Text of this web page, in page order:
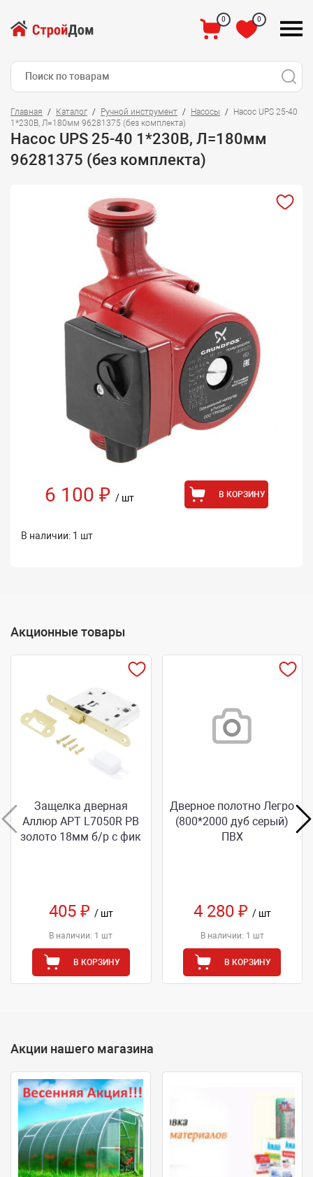
0 0
Главная Каталог Ручной инструмент Насосы
Насос UPS 25-40
1*230В, Л=180мм 96281375 (без комплекта)
Насос UPS 25-40 1*230В, Л=180мм
96281375 (без комплекта)
6 100 ₽ / шт В КОРЗИНУ
В наличии: 1 шт
Акционные товары
Защелка дверная
Аллюр АРТ L7050R РВ
золото 18мм б/р с фик
405 ₽ / шт
В наличии: 1 шт
В КОРЗИНУ
Дверное полотно Легро
(800*2000 дуб серый)
ПВХ
4 280 ₽ / шт
В наличии: 1 шт
В КОРЗИНУ
Акции нашего магазина